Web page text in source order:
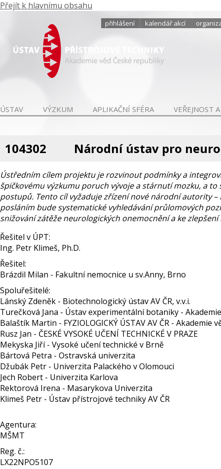
Přejít k hlavnímu obsahu
přihlášení kalendář akcí
ÚSTAV VÝZKUM APLIKAČNÍ SFÉRA VEŘEJNOST
104302 Národní ústav pro
Ústředním cílem projektu je rozvinout podmínky a
špičkovému výzkumu poruch vývoje a stárnutí mozku, a
postupů. Tento cíl vyžaduje zřízení nové národní autority
posláním bude systematické vyhledávání průlomových
snižování zátěže neurologických onemocnění a ke
Řešitel v ÚPT:
Ing. Petr Klimeš, Ph.D.
Řešitel:
Brázdil Milan - Fakultní nemocnice u sv.Anny, Brno
Spoluřešitelé:
Lánský Zdeněk - Biotechnologický ústav AV ČR, v.v.i.
Turečková Jana - Ústav experimentální botaniky -
Balaštík Martin - FYZIOLOGICKÝ ÚSTAV AV ČR - Akademie
Rusz Jan - ČESKÉ VYSOKÉ UČENÍ TECHNICKÉ V PRAZE
Mekyska Jiří - Vysoké učení technické v Brně
Bártová Petra - Ostravská univerzita
Džubák Petr - Univerzita Palackého v Olomouci
Jech Robert - Univerzita Karlova
Rektorová Irena - Masarykova Univerzita
Klimeš Petr - Ústav přístrojové techniky AV ČR
Agentura:
MŠMT
Reg. č.:
LX22NPO5107